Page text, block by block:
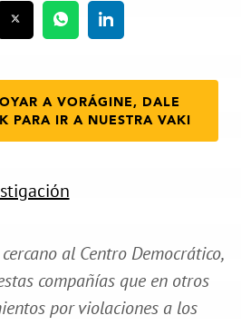
A VORÁGINE, DALE
PARA IR A NUESTRA VAKI
al Centro Democrático,
compañías que en otros
por violaciones a los